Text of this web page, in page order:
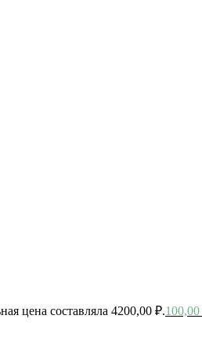
цена составляла 4200,00 ₽.100,00